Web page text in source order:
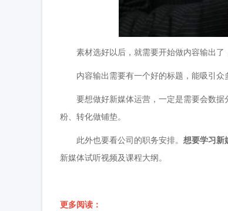
素材选好以后，就需要开始做内容输出了
内容输出需要有一个好的标题，能吸引众
要想做好新媒体运营，一定是需要会数据
粉、转化做铺垫。
此外也要看公司的职务安排。 想要学习新
新媒体试听视频及课程大纲。
更多阅读：